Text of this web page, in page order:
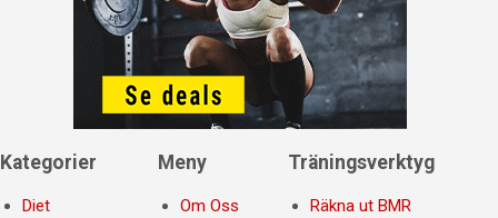
Kategorier
Diet
Meny
Om Oss
Träningsverktyg
Räkna ut BMR